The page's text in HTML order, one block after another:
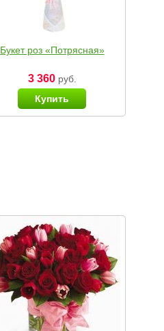
Букет роз «Потрясная»
3 360руб.
Купить